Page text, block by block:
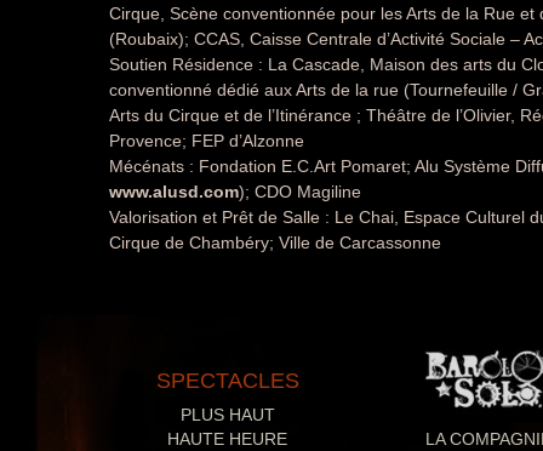
Cirque, Scène conventionnée pour les Arts de la Rue
(Roubaix); CCAS, Caisse Centrale d’Activité Sociale –
Soutien Résidence : La Cascade, Maison des arts du
conventionné dédié aux Arts de la rue (Tournefeuille /
Arts du Cirque et de l’Itinérance ; Théâtre de l’Olivier,
Provence; FEP d’Alzonne
Mécénats : Fondation E.C.Art Pomaret; Alu Système
www.alusd.com); CDO Magiline
Valorisation et Prêt de Salle : Le Chai, Espace Culturel
Cirque de Chambéry; Ville de Carcassonne
SPECTACLES
PLUS HAUT
HAUTE HEURE
LA